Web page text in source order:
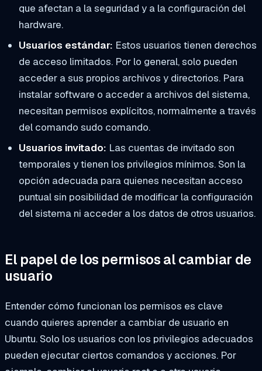
que afectan a la seguridad y a la configuración del
hardware.
Usuarios estándar: Estos usuarios tienen derechos
de acceso limitados. Por lo general, solo pueden
acceder a sus propios archivos y directorios. Para
instalar software o acceder a archivos del sistema,
necesitan permisos explícitos, normalmente a través
del comando sudo comando.
Usuarios invitado: Las cuentas de invitado son
temporales y tienen los privilegios mínimos. Son la
opción adecuada para quienes necesitan acceso
puntual sin posibilidad de modificar la configuración
del sistema ni acceder a los datos de otros usuarios.
El papel de los permisos al cambiar de
usuario
Entender cómo funcionan los permisos es clave
cuando quieres aprender a cambiar de usuario en
Ubuntu. Solo los usuarios con los privilegios adecuados
pueden ejecutar ciertos comandos y acciones. Por